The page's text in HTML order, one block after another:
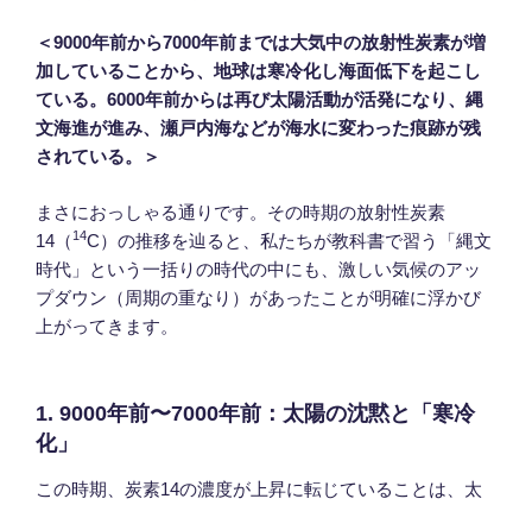
＜9000年前から7000年前までは大気中の放射性炭素が増
加していることから、地球は寒冷化し海面低下を起こし
ている。6000年前からは再び太陽活動が活発になり、縄
文海進が進み、瀬戸内海などが海水に変わった痕跡が残
されている。＞
まさにおっしゃる通りです。その時期の放射性炭素
14（ 14C）の推移を辿ると、私たちが教科書で習う「縄文
時代」という一括りの時代の中にも、激しい気候のアッ
プダウン（周期の重なり）があったことが明確に浮かび
上がってきます。
1. 9000年前〜7000年前：太陽の沈黙と「寒冷
化」
この時期、炭素14の濃度が上昇に転じていることは、太